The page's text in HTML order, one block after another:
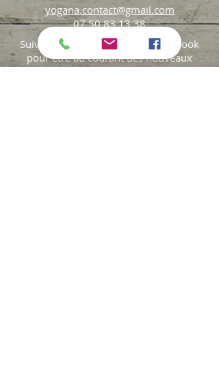
yogana.contact@gmail.com
07 50 83 13 38
Suivez-moi sur Instagram et Facebook
pour être au courant des nouveaux
cours, stages et ateliers !